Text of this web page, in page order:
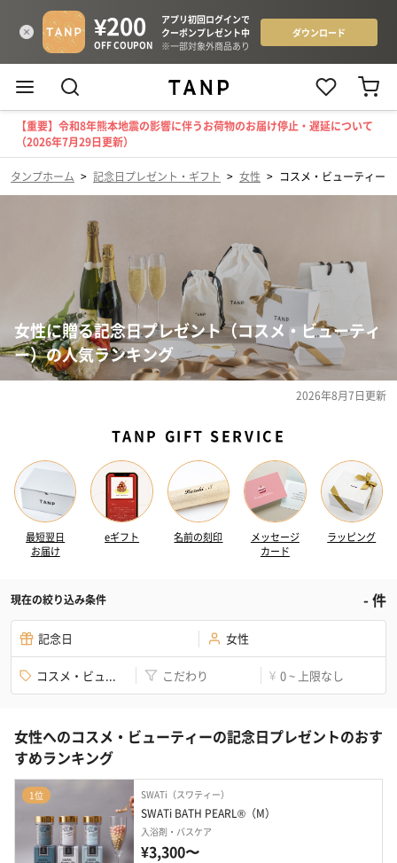
【重要】令和8年熊本地震の影響に伴うお荷物のお届け停止・遅延について
（2026年7月29日更新）
タンプホーム > 記念日プレゼント・ギフト > 女性 > コスメ・ビューティー
女性に贈る記念日プレゼント（コスメ・ビューティ
ー）の人気ランキング
2026年8月7日更新
TANP GIFT SERVICE
最短翌日
お届け
eギフト 名前の刻印
メッセージ
カード
ラッピング
現在の絞り込み条件 -件
記念日 女性
コスメ・ビュ... こだわり ¥ 0 ~ 上限なし
女性へのコスメ・ビューティーの記念日プレゼントのおす
すめランキング
1位 SWATi（スワティー）
SWATi BATH PEARL®（M）
入浴剤・バスケア
¥3,300〜